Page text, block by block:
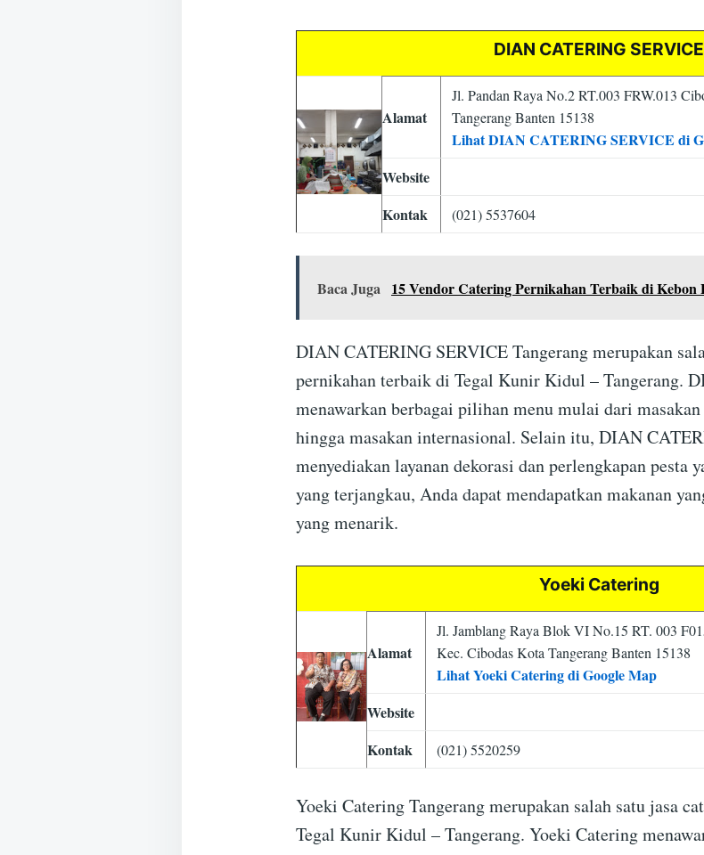
DIAN CATERING SERVICE
Alamat
Jl. Pandan Raya No.2 RT.003 FRW.013
Tangerang Banten 15138
Lihat DIAN CATERING SERVICE di
Website
Kontak
(021) 5537604
Baca Juga 15 Vendor Catering Pernikahan Terbaik di Kebon
DIAN CATERING SERVICE Tangerang merupakan
pernikahan terbaik di Tegal Kunir Kidul – Tangerang.
menawarkan berbagai pilihan menu mulai dari
hingga masakan internasional. Selain itu, DIAN
menyediakan layanan dekorasi dan perlengkapan pesta
yang terjangkau, Anda dapat mendapatkan makanan
yang menarik.
Yoeki Catering
Alamat
Jl. Jamblang Raya Blok VI No.15 RT. 003
Kec. Cibodas Kota Tangerang Banten 15138
Lihat Yoeki Catering di Google Map
Website
Kontak
(021) 5520259
Yoeki Catering Tangerang merupakan salah satu jasa
Tegal Kunir Kidul – Tangerang. Yoeki Catering